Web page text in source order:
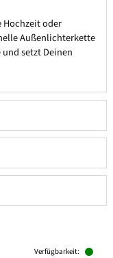
oder
Außenlichterkette
setzt Deinen
Verfügbarkeit: